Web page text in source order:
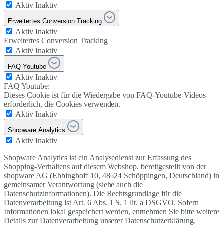
Aktiv Inaktiv
Erweitertes Conversion Tracking
Aktiv Inaktiv
Erweitertes Conversion Tracking
Aktiv Inaktiv
FAQ Youtube
Aktiv Inaktiv
FAQ Youtube:
Dieses Cookie ist für die Wiedergabe von FAQ-Youtube-Videos
erforderlich, die Cookies verwenden.
Aktiv Inaktiv
Shopware Analytics
Aktiv Inaktiv
Shopware Analytics ist ein Analysedienst zur Erfassung des
Shopping-Verhaltens auf diesem Webshop, bereitgestellt von der
shopware AG (Ebbinghoff 10, 48624 Schöppingen, Deutschland) in
gemeinsamer Verantwortung (siehe auch die
Datenschutzinformationen). Die Rechtsgrundlage für die
Datenverarbeitung ist Art. 6 Abs. 1 S. 1 lit. a DSGVO. Sofern
Informationen lokal gespeichert werden, entnehmen Sie bitte weitere
Details zur Datenverarbeitung unserer Datenschutzerklärung.